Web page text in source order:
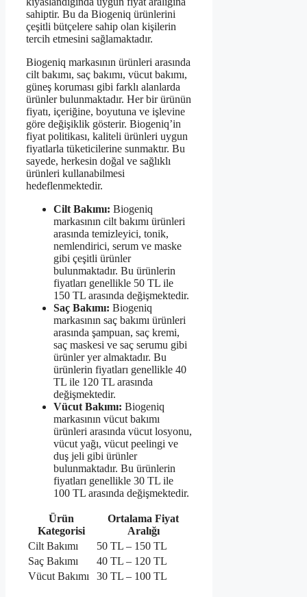
sahiptir. Bu da Biogeniq ürünlerini
çeşitli bütçelere sahip olan kişilerin
tercih etmesini sağlamaktadır.
Biogeniq markasının ürünleri arasında
cilt bakımı, saç bakımı, vücut bakımı,
güneş koruması gibi farklı alanlarda
ürünler bulunmaktadır. Her bir ürünün
fiyatı, içeriğine, boyutuna ve işlevine
göre değişiklik gösterir. Biogeniq’in
fiyat politikası, kaliteli ürünleri uygun
fiyatlarla tüketicilerine sunmaktır. Bu
sayede, herkesin doğal ve sağlıklı
ürünleri kullanabilmesi
hedeflenmektedir.
Cilt Bakımı: Biogeniq
markasının cilt bakımı ürünleri
arasında temizleyici, tonik,
nemlendirici, serum ve maske
gibi çeşitli ürünler
bulunmaktadır. Bu ürünlerin
fiyatları genellikle 50 TL ile
150 TL arasında değişmektedir.
Saç Bakımı: Biogeniq
markasının saç bakımı ürünleri
arasında şampuan, saç kremi,
saç maskesi ve saç serumu gibi
ürünler yer almaktadır. Bu
ürünlerin fiyatları genellikle 40
TL ile 120 TL arasında
değişmektedir.
Vücut Bakımı: Biogeniq
markasının vücut bakımı
ürünleri arasında vücut losyonu,
vücut yağı, vücut peelingi ve
duş jeli gibi ürünler
bulunmaktadır. Bu ürünlerin
fiyatları genellikle 30 TL ile
100 TL arasında değişmektedir.
Ürün
Kategorisi
Ortalama Fiyat
Aralığı
Cilt Bakımı
50 TL – 150 TL
Saç Bakımı
40 TL – 120 TL
Vücut Bakımı
30 TL – 100 TL